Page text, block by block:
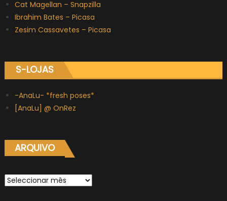
Cat Magellan – Snapzilla
Ibrahim Bates – Picasa
Zesim Cassavetes – Picasa
S-LOJAS
-AnaLu- *fresh poses*
[AnaLu] @ OnRez
ARQUIVO
Arquivo